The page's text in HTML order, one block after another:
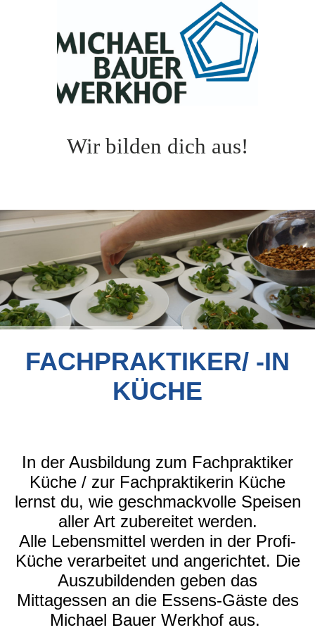
Wir bilden dich aus!
FACHPRAKTIKER/ -IN
KÜCHE
In der Ausbildung zum Fachpraktiker
Küche / zur Fachpraktikerin Küche
lernst du, wie geschmackvolle Speisen
aller Art zubereitet werden.
Alle Lebensmittel werden in der Profi-
Küche verarbeitet und angerichtet. Die
Auszubildenden geben das
Mittagessen an die Essens-Gäste des
Michael Bauer Werkhof aus.